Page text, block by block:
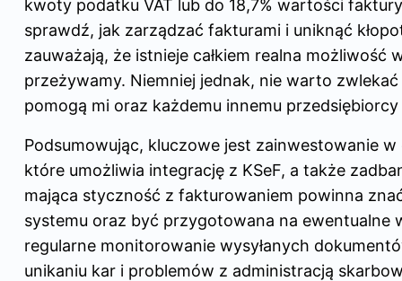
kwoty podatku VAT lub do 18,7% wartości
sprawdź, jak zarządzać fakturami i uniknąć
zauważają, że istnieje całkiem realna możliwość
przeżywamy. Niemniej jednak, nie warto
pomogą mi oraz każdemu innemu
Podsumowując, kluczowe jest zainwestowanie
które umożliwia integrację z KSeF, a także
mająca styczność z fakturowaniem powinna
systemu oraz być przygotowana na
regularne monitorowanie wysyłanych
unikaniu kar i problemów z administracją